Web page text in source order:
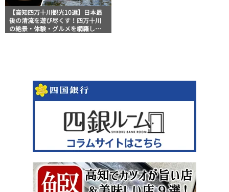
【高知四万十川観光10選】日本最
後の清流を遊び尽くす！四万十川
の絶景・体験・グルメを網羅した